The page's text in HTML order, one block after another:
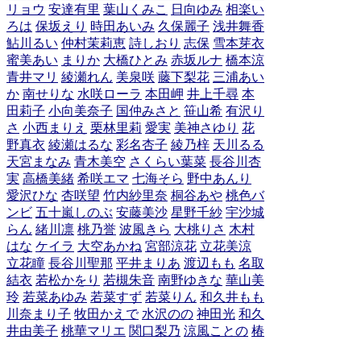
リョウ 安達有里 葉山くみこ 日向ゆみ 相楽い
ろは 保坂えり 時田あいみ 久保麗子 浅井舞香
鮎川るい 仲村茉莉恵 詩しおり 志保 雪本芽衣
蜜美あい まりか 大橋ひとみ 赤坂ルナ 橋本涼
青井マリ 綾瀬れん 美泉咲 藤下梨花 三浦あい
か 南せりな 水咲ローラ 本田岬 井上千尋 本
田莉子 小向美奈子 国仲みさと 笹山希 有沢り
さ 小西まりえ 栗林里莉 愛実 美神さゆり 花
野真衣 綾瀬はるな 彩名杏子 綾乃梓 天川るる
天宮まなみ 青木美空 さくらい葉菜 長谷川杏
実 高橋美緒 希咲エマ 七海そら 野中あんり
愛沢ひな 杏咲望 竹内紗里奈 桐谷あや 桃色バ
ンビ 五十嵐しのぶ 安藤美沙 星野千紗 宇沙城
らん 緒川凛 桃乃誉 波風きら 大桃りさ 木村
はな ケイラ 大空あかね 宮部涼花 立花美涼
立花瞳 長谷川聖那 平井まりあ 渡辺もも 名取
結衣 若松かをり 若槻朱音 南野ゆきな 華山美
玲 若菜あゆみ 若菜すず 若菜りん 和久井もも
川奈まり子 牧田かえで 水沢のの 神田光 和久
井由美子 桃華マリエ 関口梨乃 涼風ことの 椿